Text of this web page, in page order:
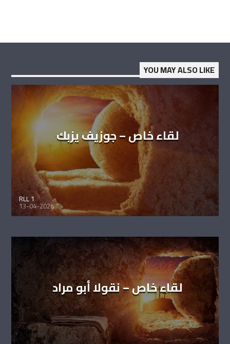
YOU MAY ALSO LIKE
لقاء خاص – جوزيف يزبك
RLL 1
13-04-2026
لقاء خاص – نقولا أبو مراد